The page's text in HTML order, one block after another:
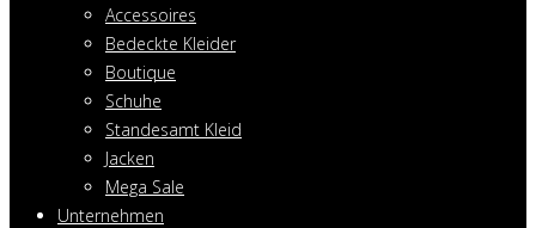
Accessoires
Bedeckte Kleider
Boutique
Schuhe
Standesamt Kleid
Jacken
Mega Sale
Unternehmen